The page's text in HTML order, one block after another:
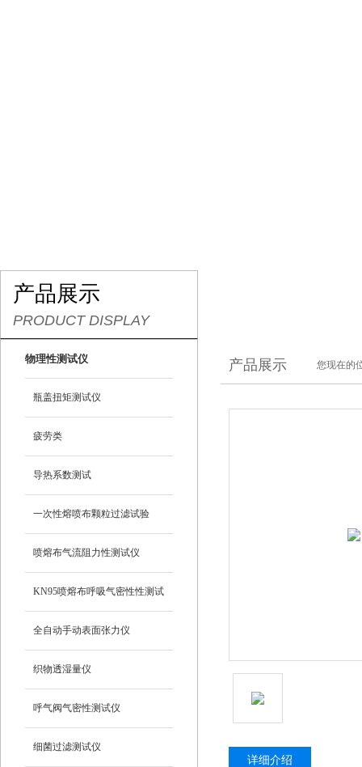
产品展示
PRODUCT DISPLAY
物理性测试仪
瓶盖扭矩测试仪
疲劳类
导热系数测试
一次性熔喷布颗粒过滤试验
喷熔布气流阻力性测试仪
KN95喷熔布呼吸气密性性测试
仪
全自动手动表面张力仪
织物透湿量仪
呼气阀气密性测试仪
细菌过滤测试仪
产品展示 您现在的
详细介绍